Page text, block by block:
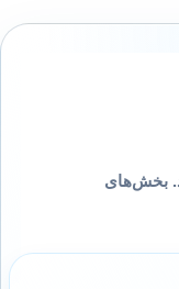
بخش‌های